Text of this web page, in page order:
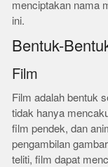
menciptakan nama
ini.
Bentuk-
Film
Film adalah bentuk
tidak hanya
film pendek, dan
pengambilan
teliti, film dapat